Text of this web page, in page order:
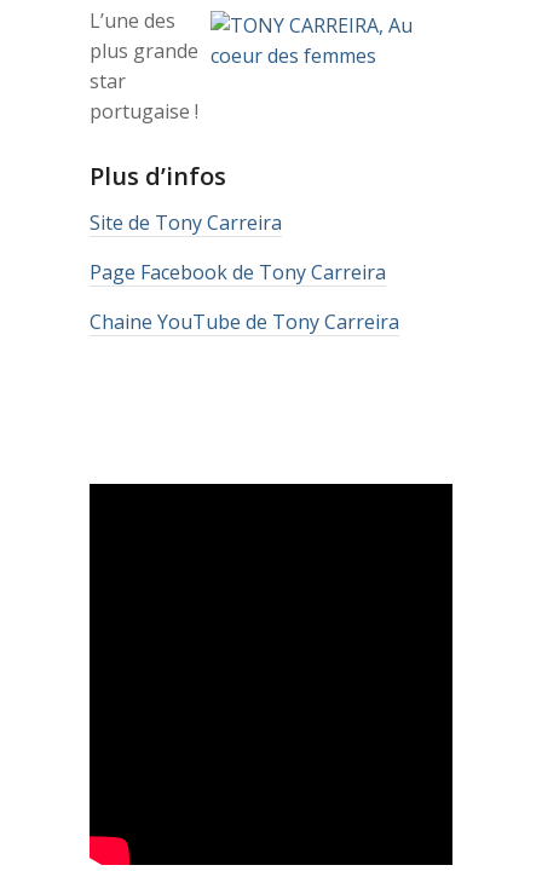
L’une des
plus grande
star
portugaise !
Plus d’infos
Site de Tony Carreira
Page Facebook de Tony Carreira
Chaine YouTube de Tony Carreira